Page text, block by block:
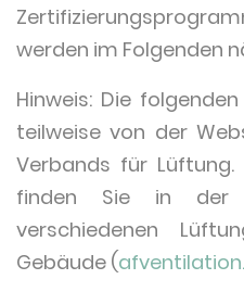
werden im Folgenden
Hinweis: Die
teilweise von der
Verbands für
finden Sie in der
verschiedenen
Gebäude (